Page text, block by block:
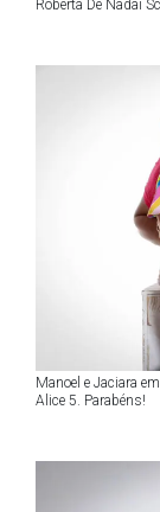
Roberta De Nadai
Manoel e Jaciara
Alice 5. Parabéns!